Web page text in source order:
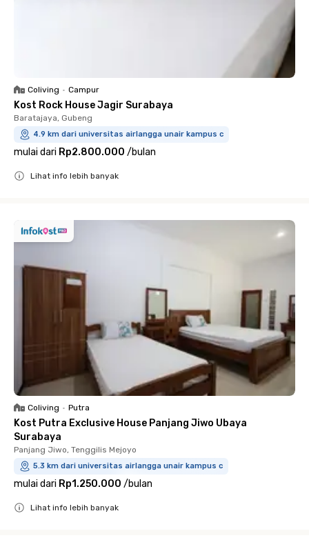
Coliving • Campur
Kost Rock House Jagir Surabaya
Baratajaya, Gubeng
4.9 km dari universitas airlangga unair kampus c
mulai dari Rp2.800.000 /bulan
Lihat info lebih banyak
Coliving • Putra
Kost Putra Exclusive House Panjang Jiwo Ubaya
Surabaya
Panjang Jiwo, Tenggilis Mejoyo
5.3 km dari universitas airlangga unair kampus c
mulai dari Rp1.250.000 /bulan
Lihat info lebih banyak